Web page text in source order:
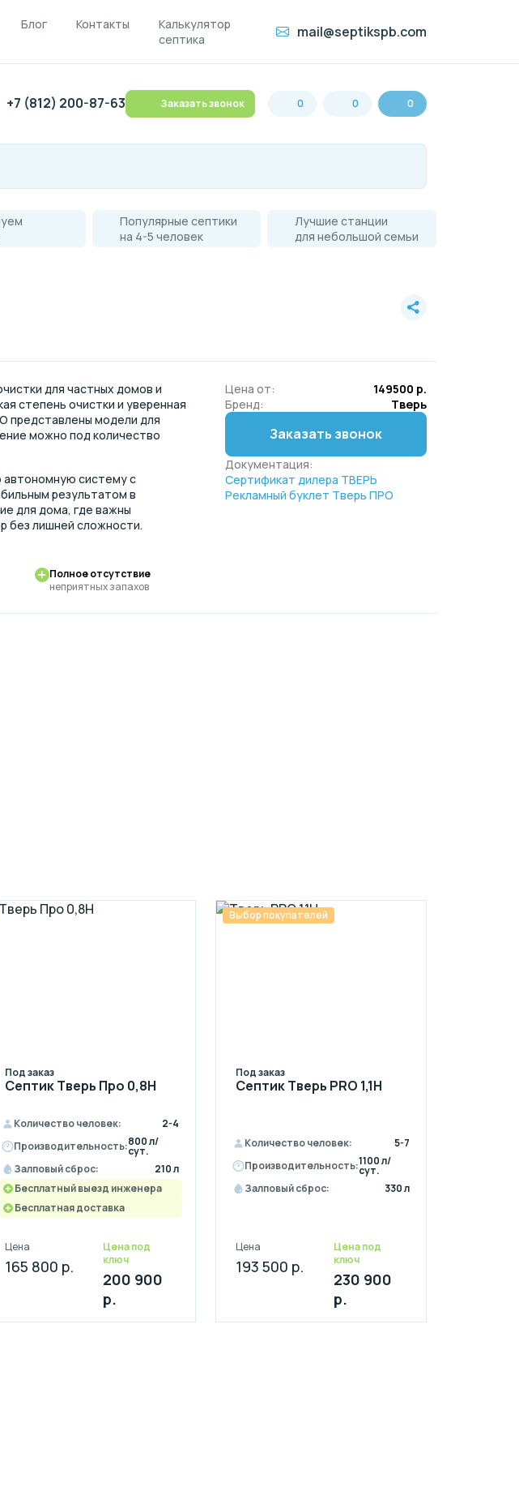
Блог Контакты
Калькулятор
септика
mail@septikspb.com
+7 (812) 200-87-63 Заказать звонок 0 0 0
Популярные септики
на 4-5 человек
Лучшие станции
для небольшой семьи
для частных домов и
степень очистки и уверенная
представлены модели для
можно под количество
автономную систему с
результатом в
для дома, где важны
без лишней сложности.
Полное отсутствие
неприятных запахов
Цена от:
149500 р.
Бренд:
Тверь
Заказать звонок
Документация:
Сертификат дилера ТВЕРЬ
Рекламный буклет Тверь ПРО
Под заказ
Септик Тверь Про 0,8Н
Количество человек:
2-4
Производительность:800 л/
сут.
Залповый сброс:
210 л
Бесплатный выезд инженера
Бесплатная доставка
Цена
165 800 р.
Цена под
ключ
200 900
р.
Выбор покупателей
Под заказ
Септик Тверь PRO 1,1Н
Количество человек:
5-7
Производительность:1100 л/
сут.
Залповый сброс:
330 л
Цена
193 500 р.
Цена под
ключ
230 900
р.